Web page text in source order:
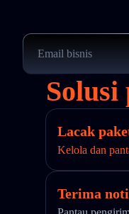
Solusi
Lacak
Kelola dan
Terima